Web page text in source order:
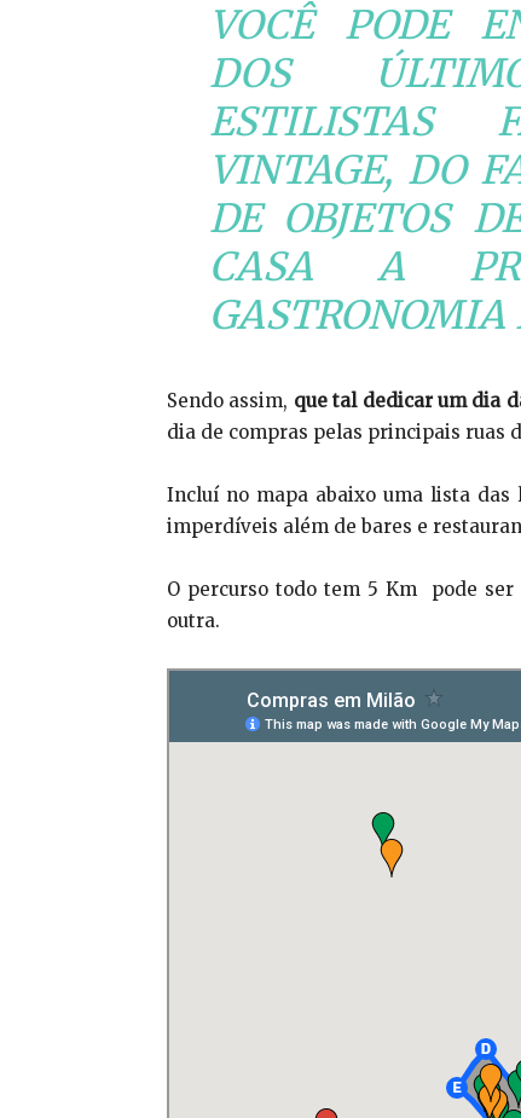
VOCÊ PODE
DOS
ESTILISTAS
VINTAGE, DO
DE OBJETOS
CASA A
Sendo assim, que tal dedicar um dia
dia de compras pelas principais ruas
Incluí no mapa abaixo uma lista das
imperdíveis além de bares e
O percurso todo tem 5 Km pode
outra.